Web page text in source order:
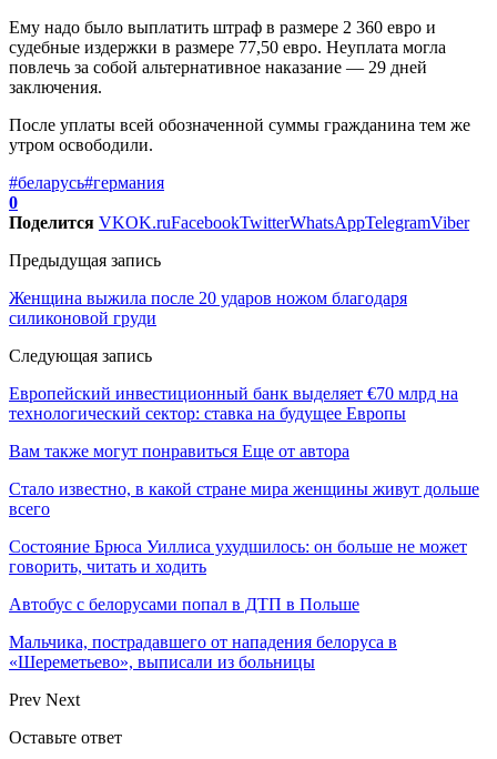
Ему надо было выплатить штраф в размере 2 360 евро и
судебные издержки в размере 77,50 евро. Неуплата могла
повлечь за собой альтернативное наказание — 29 дней
заключения.
После уплаты всей обозначенной суммы гражданина тем же
утром освободили.
#беларусь#германия
0
Поделится VKOK.ruFacebookTwitterWhatsAppTelegramViber
Предыдущая запись
Женщина выжила после 20 ударов ножом благодаря
силиконовой груди
Следующая запись
Европейский инвестиционный банк выделяет €70 млрд на
технологический сектор: ставка на будущее Европы
Вам также могут понравиться Еще от автора
Стало известно, в какой стране мира женщины живут дольше
всего
Состояние Брюса Уиллиса ухудшилось: он больше не может
говорить, читать и ходить
Автобус с белорусами попал в ДТП в Польше
Мальчика, пострадавшего от нападения белоруса в
«Шереметьево», выписали из больницы
Prev Next
Оставьте ответ